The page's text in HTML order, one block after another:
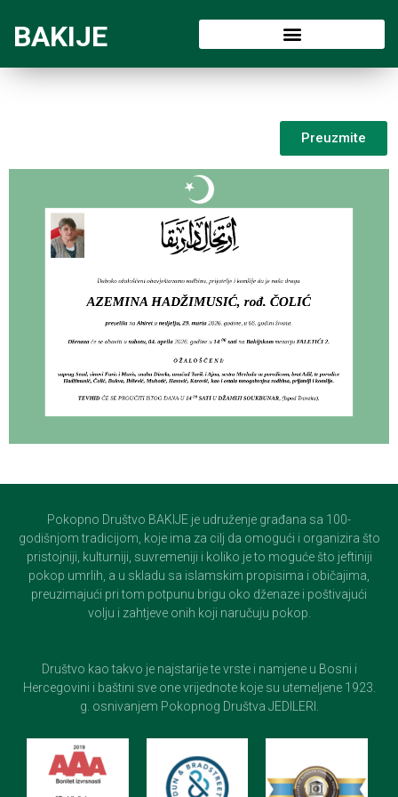
BAKIJE
Preuzmite
Pokopno Društvo BAKIJE je udruženje građana sa 100-
godišnjom tradicijom, koje ima za cilj da omogući i organizira što
pristojniji, kulturniji, suvremeniji i koliko je to moguće što jeftiniji
pokop umrlih, a u skladu sa islamskim propisima i običajima,
preuzimajući pri tom potpunu brigu oko dženaze i poštivajući
volju i zahtjeve onih koji naručuju pokop.
Društvo kao takvo je najstarije te vrste i namjene u Bosni i
Hercegovini i baštini sve one vrijednote koje su utemeljene 1923.
g. osnivanjem Pokopnog Društva JEDILERI.